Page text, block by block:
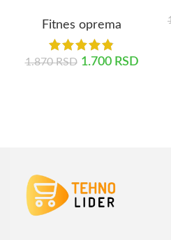
Fitnes oprema
1.870RSD 1.700 RSD